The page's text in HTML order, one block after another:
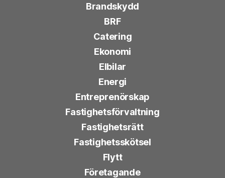
Brandskydd
BRF
Catering
Ekonomi
Elbilar
Energi
Entreprenörskap
Fastighetsförvaltning
Fastighetsrätt
Fastighetsskötsel
Flytt
Företagande